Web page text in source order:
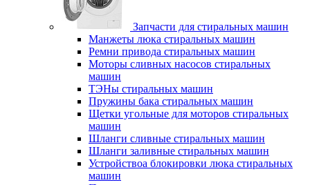
Запчасти для стиральных машин
Манжеты люка стиральных машин
Ремни привода стиральных машин
Моторы сливных насосов стиральных
машин
ТЭНы стиральных машин
Пружины бака стиральных машин
Щетки угольные для моторов стиральных
машин
Шланги сливные стиральных машин
Шланги заливные стиральных машин
Устройствоа блокировки люка стиральных
машин